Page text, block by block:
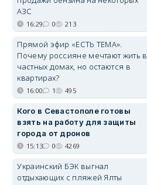
АЗС
16:29 0 213
Прямой эфир «ЕСТЬ ТЕМА».
Почему россияне мечтают жить в
частных домах, но остаются в
квартирах?
16:00 1 495
Кого в Севастополе готовы
взять на работу для защиты
города от дронов
15:13 0 4269
Украинский БЭК выгнал
отдыхающих с пляжей Ялты